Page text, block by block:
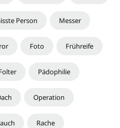
Person Messer
Foto Frühreife
Pädophilie
Operation
Rache